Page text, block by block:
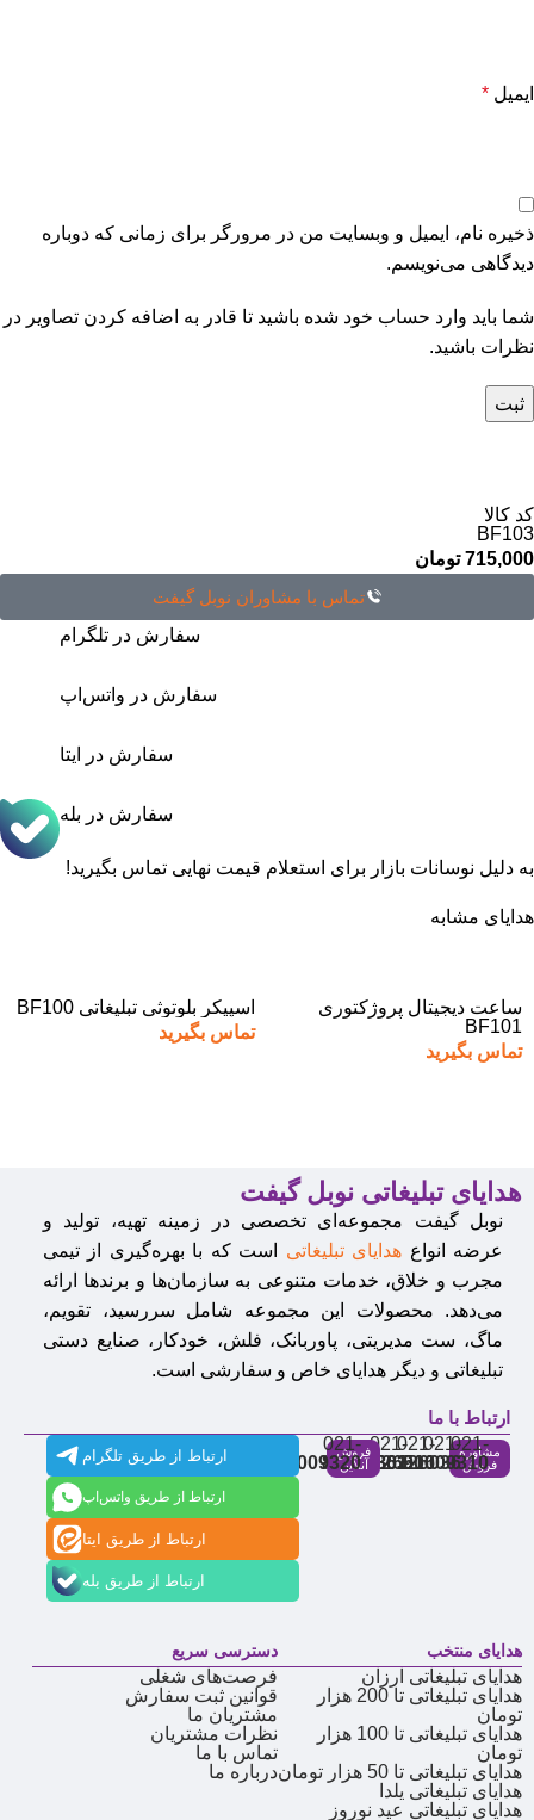
ایمیل *
ذخیره نام، ایمیل و وبسایت من در مرورگر برای زمانی که دوباره
دیدگاهی می‌نویسم.
شما باید وارد حساب خود شده باشید تا قادر به اضافه کردن تصاویر در
نظرات باشید.
کد کالا
BF103
715,000 تومان
تماس با مشاوران نوبل گیفت
سفارش در تلگرام
سفارش در واتس‌اپ
سفارش در ایتا
سفارش در بله
به دلیل نوسانات بازار برای استعلام قیمت نهایی تماس بگیرید!
هدایای مشابه
ساعت دیجیتال پروژکتوری
BF101
تماس بگیرید
اسپیکر بلوتوثی تبلیغاتی BF100
تماس بگیرید
هدایای تبلیغاتی نوبل گیفت
نوبل گیفت مجموعه‌ای تخصصی در زمینه تهیه، تولید و
عرضه انواع هدایای تبلیغاتی است که با بهره‌گیری از تیمی
مجرب و خلاق، خدمات متنوعی به سازمان‌ها و برندها ارائه
می‌دهد. محصولات این مجموعه شامل سررسید، تقویم،
ماگ، ست مدیریتی، پاوربانک، فلش، خودکار، صنایع دستی
تبلیغاتی و دیگر هدایای خاص و سفارشی است.
ارتباط با ما
مشاوره
فروش
021-
91009310
021-
86126036
021-
86126506
021-
88537803
فروش
آنلاین
021-
91009320
ارتباط از طریق تلگرام
ارتباط از طریق واتس‌اپ
ارتباط از طریق ایتا
ارتباط از طریق بله
هدایای منتخب
هدایای تبلیغاتی ارزان
هدایای تبلیغاتی تا 200 هزار
تومان
هدایای تبلیغاتی تا 100 هزار
تومان
هدایای تبلیغاتی تا 50 هزار تومان
هدایای تبلیغاتی یلدا
هدایای تبلیغاتی عید نوروز
دسترسی سریع
فرصت‌های شغلی
قوانین ثبت سفارش
مشتریان ما
نظرات مشتریان
تماس با ما
درباره ما